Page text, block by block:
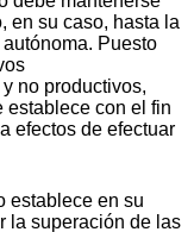
en su caso, hasta la
Puesto
no productivos,
establece con el fin
efectos de efectuar
establece en su
la superación de las